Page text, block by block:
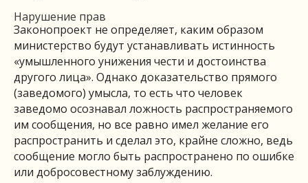
Нарушение прав
Законопроект не определяет, каким образом
министерство будут устанавливать истинность
«умышленного унижения чести и достоинства
другого лица». Однако доказательство прямого
(заведомого) умысла, то есть что человек
заведомо осознавал ложность распространяемого
им сообщения, но все равно имел желание его
распространить и сделал это, крайне сложно, ведь
сообщение могло быть распространено по ошибке
или добросовестному заблуждению.